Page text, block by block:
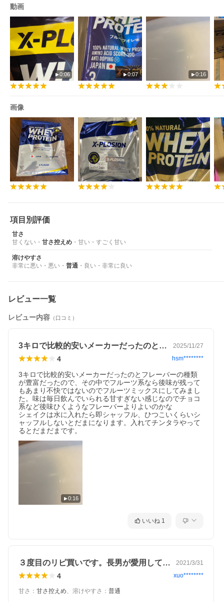
動画
0:06 0:07 0:16
画像
項目別評価
甘さ
甘くない ・ 甘さ控えめ ・ 甘い ・ すごく甘い
溶けやすさ
非常に悪い ・ 悪い ・ 普通 ・ 良い ・ 非常に良い
レビュー一覧
レビュー内容 （口コミ）
3キロで比較的安いメーカーだったのとフ… 2025/11/27
4 hsm********
3キロで比較的安いメーカーだったのとフレーバーの種類
が豊富だったので、その中でフルーツ系なら後味が残って
もあまり不快ではないのでフルーツミックスにしてみまし
た。味は毎日飲んでいられる甘すぎない感じなのでチョコ
系など後味ひくようなフレーバーよりよいのかな
シェイクは水に入れたら即シャッフル、ひつこいくらいシ
ャッフルしないとだまになります。入れてチンタラやって
るとだまだまです。
0:16
いいね 1
３度目のリピ買いです。長男が愛用してい… 2021/3/31
4 xuo********
甘さ ： 甘さ控えめ、 溶けやすさ ： 普通